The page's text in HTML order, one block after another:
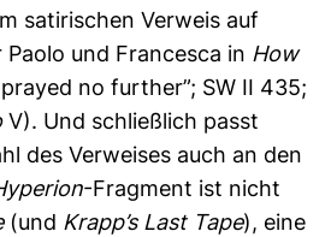
satirischen Verweis auf
Paolo und Francesca in How
no further”; SW II 435;
V). Und schließlich passt
des Verweises auch an den
-Fragment ist nicht
(und Krapp’s Last Tape), eine